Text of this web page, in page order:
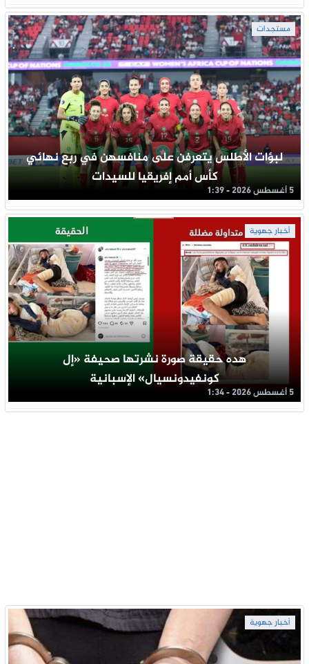
مستجدات
لبؤات الأطلس يتعرفن على منافسهن في ربع نهائي
كأس أمم إفريقيا للسيدات
5 أغسطس 2026 - 1:39
أخبار جهوية
هده حقيقة صورة نشرتها صحيفة «إل
كونفيدونسيال» الإسبانية
5 أغسطس 2026 - 1:34
أخبار جهوية